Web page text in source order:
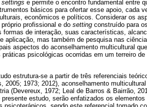
settings e permite o encontro fundamental entre
básicos para ofertar esse apoio, cada
econômicos e políticos. Considerar os
profissional e do setting construído para
de interação, suas características,
aplicação, mas também de pesquisa nas
aspectos do aconselhamento multicultural
psicológicas ocorridas em um terreiro
estrutura-se a partir de três referenciais
1973; 2012), aconselhamento
(Devereux, 1972; Leal de Barros & Bairrão,
estudo, serão enfatizados os